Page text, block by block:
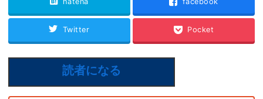
Twitter Pocket
読者になる